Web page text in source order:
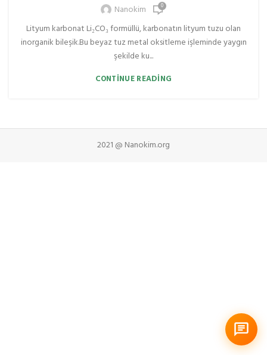
Nanokim 0
Lityum karbonat Li₂CO₃ formüllü, karbonatın lityum tuzu olan
inorganik bileşik.Bu beyaz tuz metal oksitleme işleminde yaygın
şekilde ku...
CONTINUE READING
2021 @ Nanokim.org